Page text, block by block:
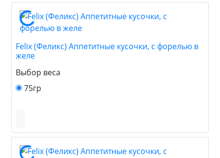
Felix (Феликс) Аппетитные кусочки, с форелью в
желе
Выбор веса
75гр